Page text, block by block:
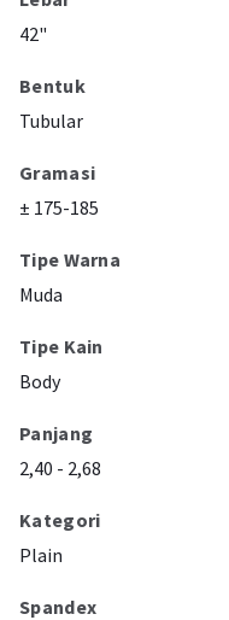
42"
Bentuk
Tubular
Gramasi
± 175-185
Tipe Warna
Muda
Tipe Kain
Body
Panjang
2,40 - 2,68
Kategori
Plain
Spandex